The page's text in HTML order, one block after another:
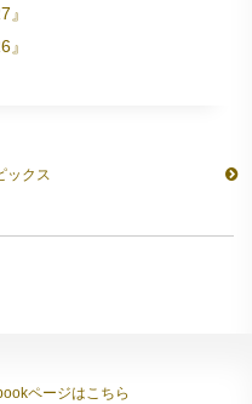
ックス
ページはこちら